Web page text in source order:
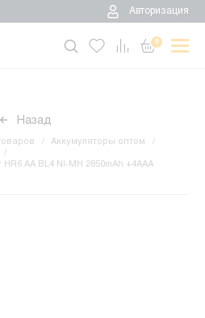
Авторизация
0
Назад
Аккумуляторы оптом
AA BL4 NI-MH 2850mAh +4AAA